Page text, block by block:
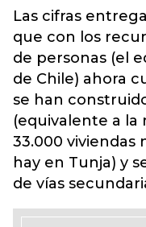
Las cifras
que con los
de personas (el
de Chile) ahora
se han
(equivalente a la
33.000 viviendas
hay en Tunja) y
de vías